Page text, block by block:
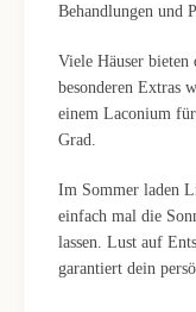
Behandlungen und
Viele Häuser
besonderen Extras
einem Laconium
Grad.
Im Sommer laden
einfach mal die
lassen. Lust auf
garantiert dein